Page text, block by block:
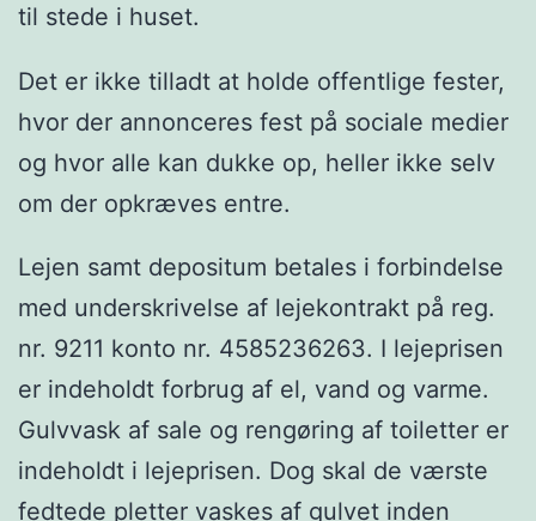
til stede i huset.
Det er ikke tilladt at holde offentlige fester,
hvor der annonceres fest på sociale medier
og hvor alle kan dukke op, heller ikke selv
om der opkræves entre.
Lejen samt depositum betales i forbindelse
med underskrivelse af lejekontrakt på reg.
nr. 9211 konto nr. 4585236263. I lejeprisen
er indeholdt forbrug af el, vand og varme.
Gulvvask af sale og rengøring af toiletter er
indeholdt i lejeprisen. Dog skal de værste
fedtede pletter vaskes af gulvet inden